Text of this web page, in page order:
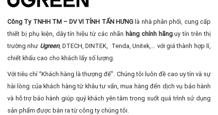
Công Ty TNHH TM – DV VI TÍNH TẤN HƯNGlà nhà phân phối, cung cấp
thiết bị phụ kiện, dây tín hiệu từ các nhãn hàng chính hãnguy tín trên thị
trường như Ugreen, DTECH, DINTEK, Tenda, Unitek,… với giá thành hợp lí,
chiết khấu cao cho khách lấy số lượng.
Với tiêu chí “Khách hàng là thượng đế”. Chúng tôi luôn đề cao uy tín và sự
hài lòng của khách hàng từ khâu tư vấn, mua hàng đến dịch vụ bảo hành
và hỗ trợ bảo hành giúp quý khách yên tâm trong suốt quá trình sử dụng
sản phẩm được bán ra từ công ty chúng tôi.